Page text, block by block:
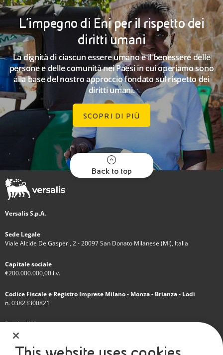
L'impegno di Eni per il rispetto dei
diritti umani
La dignità di ciascun essere umano e il benessere delle
persone e delle comunità nei Paesi in cui operiamo sono
alla base del nostro approccio fondato sul rispetto dei
diritti umani.
SCOPRI DI PIÙ
Back to top
Versalis S.p.A.
Sede Legale
Viale Alcide De Gasperi, 2 - 20097 San Donato Milanese (MI), Italia
Capitale sociale
€200.000.000,00 i.v.
Codice Fiscale e Registro Imprese Milano - Monza - Brianza - Lodi
n. 03823300821
Partita IVA
IT 01768800748 - R.E.A. Milano n.1351279